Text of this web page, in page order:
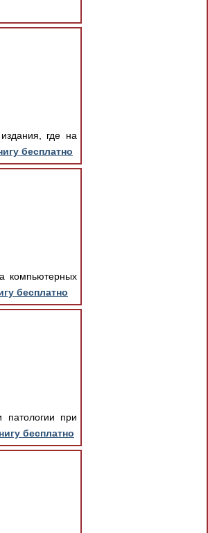
где на
бесплатно
компьютерных
бесплатно
патологии при
бесплатно